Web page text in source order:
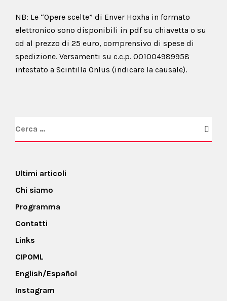
NB: Le “Opere scelte” di Enver Hoxha in formato
elettronico sono disponibili in pdf su chiavetta o su
cd al prezzo di 25 euro, comprensivo di spese di
spedizione. Versamenti su c.c.p. 001004989958
intestato a Scintilla Onlus (indicare la causale).
Ultimi articoli
Chi siamo
Programma
Contatti
Links
CIPOML
English/Español
Instagram